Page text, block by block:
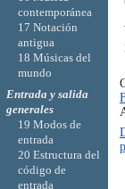
contemporánea
17 Notación
antigua
18 Músicas del
mundo
Entrada y salida
generales
19 Modos de
entrada
20 Estructura del
código de
entrada